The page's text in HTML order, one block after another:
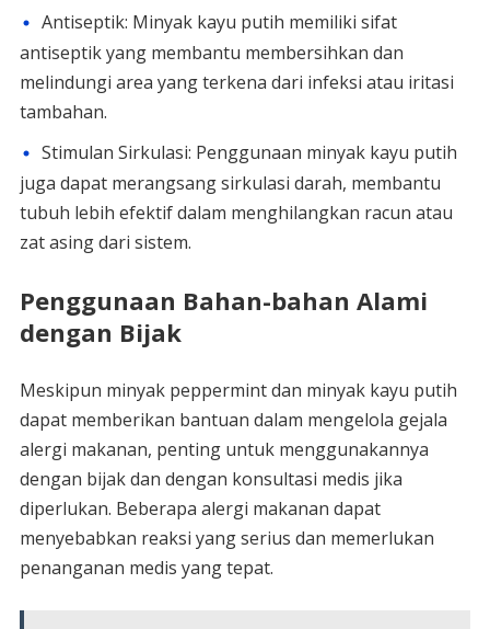
Antiseptik: Minyak kayu putih memiliki sifat
antiseptik yang membantu membersihkan dan
melindungi area yang terkena dari infeksi atau iritasi
tambahan.
Stimulan Sirkulasi: Penggunaan minyak kayu putih
juga dapat merangsang sirkulasi darah, membantu
tubuh lebih efektif dalam menghilangkan racun atau
zat asing dari sistem.
Penggunaan Bahan-bahan Alami
dengan Bijak
Meskipun minyak peppermint dan minyak kayu putih
dapat memberikan bantuan dalam mengelola gejala
alergi makanan, penting untuk menggunakannya
dengan bijak dan dengan konsultasi medis jika
diperlukan. Beberapa alergi makanan dapat
menyebabkan reaksi yang serius dan memerlukan
penanganan medis yang tepat.